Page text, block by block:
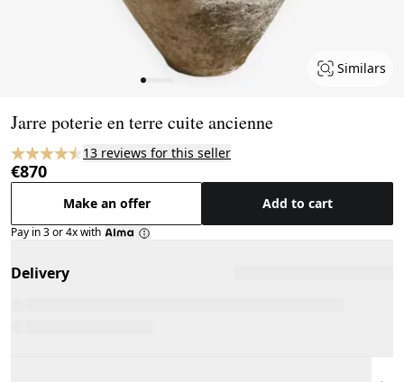
Similars
Jarre poterie en terre cuite ancienne
13 reviews for this seller
€870
Make an offer Add to cart
Pay in 3 or 4x with
Delivery